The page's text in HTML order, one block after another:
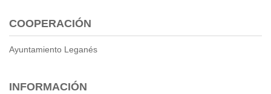
COOPERACIÓN
Ayuntamiento Leganés
INFORMACIÓN